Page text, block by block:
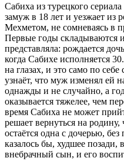
Сабиха из турецкого
замуж в 18 лет и уезжает из
Мехметом, не сомневаясь в
Первые годы складываются
представляла: рождается
когда Сабихе исполняется
на глазах, и это само по
узнаёт, что муж изменял ей
однажды и не случайно, а
оказывается тяжелее, чем
время Сабиха не может
решает вернуться на
остаётся одна с дочерью,
казалось бы, худшее позади,
внебрачный сын, и его